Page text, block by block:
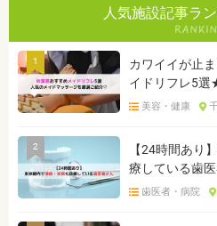
人気施設記事ラ
1
カワイイが止
イドリフレ5
美容・健康
2
【24時間あり
療している歯
歯医者・病院